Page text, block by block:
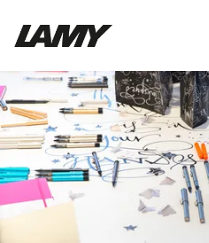
Instruments d'écriture
Stylo-plume
Stylo-bille
Stylo à pression/à vis
Roller
Stylo multi-système